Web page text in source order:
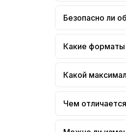
Безопасно ли
Какие
Какой
Чем